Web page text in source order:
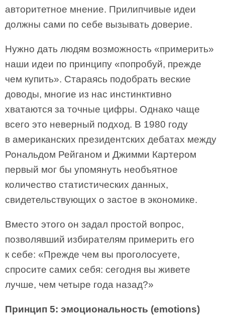
авторитетное мнение. Прилипчивые идеи
должны сами по себе вызывать доверие.
Нужно дать людям возможность «примерить»
наши идеи по принципу «попробуй, прежде
чем купить». Стараясь подобрать веские
доводы, многие из нас инстинктивно
хватаются за точные цифры. Однако чаще
всего это неверный подход. В 1980 году
в американских президентских дебатах между
Рональдом Рейганом и Джимми Картером
первый мог бы упомянуть необъятное
количество статистических данных,
свидетельствующих о застое в экономике.
Вместо этого он задал простой вопрос,
позволявший избирателям примерить его
к себе: «Прежде чем вы проголосуете,
спросите самих себя: сегодня вы живете
лучше, чем четыре года назад?»
Принцип 5: эмоциональность (emotions)